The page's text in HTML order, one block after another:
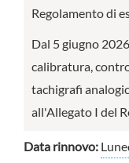
Regolamento di
Dal 5 giugno 2026
calibratura,
tachigrafi
all'Allegato I del
Data rinnovo: